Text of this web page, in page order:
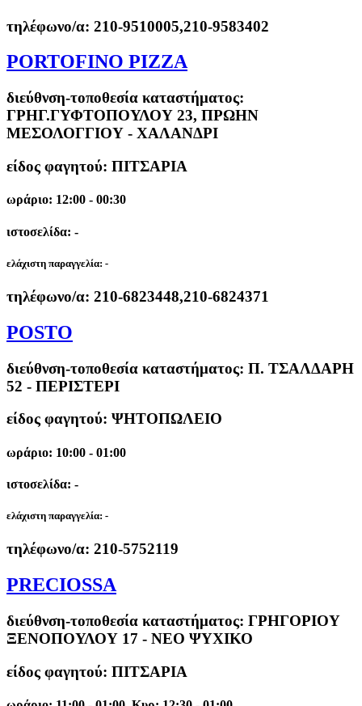
τηλέφωνο/α: 210-9510005,210-9583402
PORTOFINO PIZZA
διεύθνση-τοποθεσία καταστήματος:
ΓΡΗΓ.ΓΥΦΤΟΠΟΥΛΟΥ 23, ΠΡΩΗΝ
ΜΕΣΟΛΟΓΓΙΟΥ - ΧΑΛΑΝΔΡΙ
είδος φαγητού: ΠΙΤΣΑΡΙΑ
ωράριο: 12:00 - 00:30
ιστοσελίδα: -
ελάχιστη παραγγελία: -
τηλέφωνο/α: 210-6823448,210-6824371
POSTO
διεύθνση-τοποθεσία καταστήματος: Π. ΤΣΑΛΔΑΡΗ
52 - ΠΕΡΙΣΤΕΡΙ
είδος φαγητού: ΨΗΤΟΠΩΛΕΙΟ
ωράριο: 10:00 - 01:00
ιστοσελίδα: -
ελάχιστη παραγγελία: -
τηλέφωνο/α: 210-5752119
PRECIOSSA
διεύθνση-τοποθεσία καταστήματος: ΓΡΗΓΟΡΙΟΥ
ΞΕΝΟΠΟΥΛΟΥ 17 - ΝΕΟ ΨΥΧΙΚΟ
είδος φαγητού: ΠΙΤΣΑΡΙΑ